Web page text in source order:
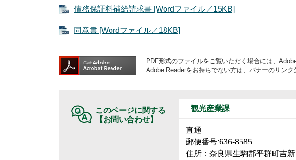
債務保証料補給請求書 [Wordファイル／15KB]
同意書 [Wordファイル／18KB]
PDF形式のファイルをご覧いただく場合には、
Adobe Readerをお持ちでない方は、バナーのリン
このページに関する
【お問い合わせ】
観光産業課
直通
郵便番号:636-8585
住所：奈良県生駒郡平群町吉